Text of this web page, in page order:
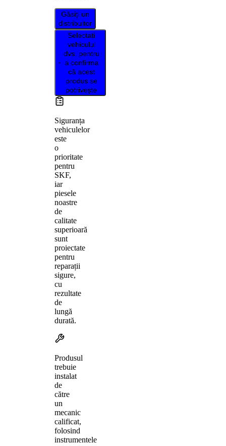
Găsiți un
distribuitor
Selectați
vehiculul
dvs. pentru
a confirma
că acest
produs se
potrivește
Siguranța
vehiculelor
este
o
prioritate
pentru
SKF,
iar
piesele
noastre
de
calitate
superioară
sunt
proiectate
pentru
reparații
sigure,
cu
rezultate
de
lungă
durată.
Produsul
trebuie
instalat
de
către
un
mecanic
calificat,
folosind
instrumentele